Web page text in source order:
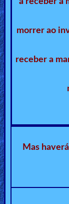
Other
Languages
Contact/
Follow
us
Social
Media
PDF
Books
morrer ao
receber a
Mas